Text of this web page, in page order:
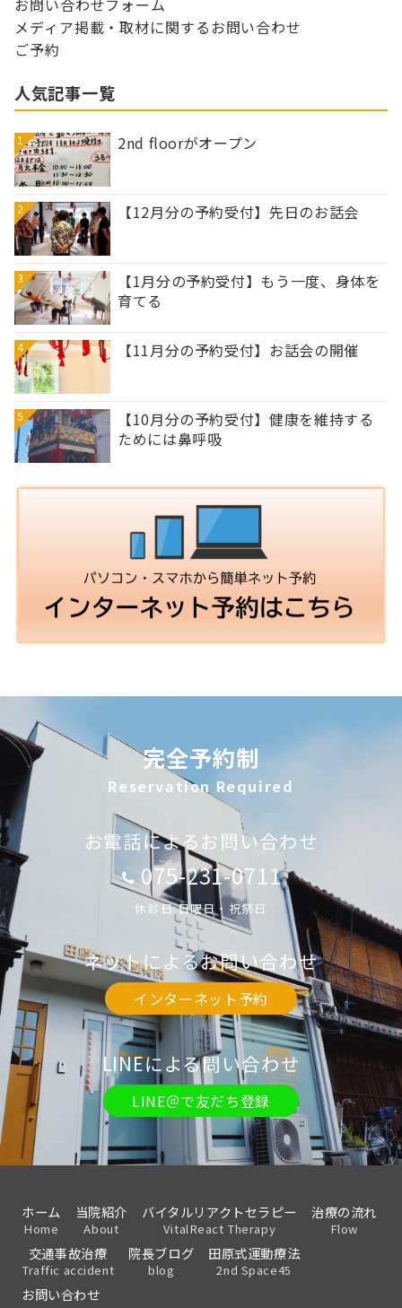
お問い合わせフォーム
メディア掲載・取材に関するお問い合わせ
ご予約
人気記事一覧
1 2nd floorがオープン
2 【12月分の予約受付】先日のお話会
3
【1月分の予約受付】もう一度、身体を
育てる
4 【11月分の予約受付】お話会の開催
5
【10月分の予約受付】健康を維持する
ためには鼻呼吸
完全予約制
Reservation Required
お電話によるお問い合わせ
075-231-0711
休診日:日曜日・祝祭日
ネットによるお問い合わせ
インターネット予約
LINEによる問い合わせ
LINE＠で友だち登録
ホーム
Home
当院紹介
About
バイタルリアクトセラピー
VitalReact Therapy
治療の流れ
Flow
交通事故治療
Traffic accident
院長ブログ
blog
田原式運動療法
2nd Space45
お問い合わせ